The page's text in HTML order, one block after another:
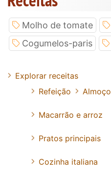
Molho de tomate
Cogumelos-paris
Explorar receitas
Refeição
Almoço
Macarrão e arroz
Pratos principais
Cozinha italiana